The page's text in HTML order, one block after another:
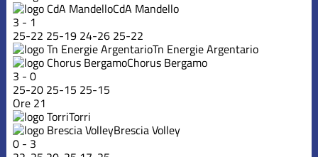
CdA Mandello
3 - 1
25-22 25-19 24-26 25-22
Tn Energie Argentario
Chorus Bergamo
3 - 0
25-20 25-15 25-15
Ore 21
Torri
Brescia Volley
0- 3